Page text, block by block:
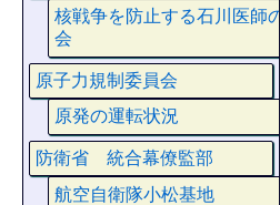
核戦争を防止する石川医師の
会
原子力規制委員会
原発の運転状況
防衛省 統合幕僚監部
航空自衛隊小松基地